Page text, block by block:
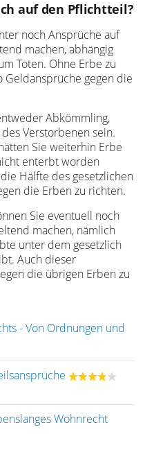
auf den Pflichtteil?
noch Ansprüche auf
machen, abhängig
Toten. Ohne Erbe zu
Geldansprüche gegen die
Abkömmling,
Verstorbenen sein.
Sie weiterhin Erbe
enterbt worden
Hälfte des gesetzlichen
die Erben zu richten.
Sie eventuell noch
machen, nämlich
unter dem gesetzlich
Auch dieser
die übrigen Erben zu
- Von Ordnungen und
Wohnrecht